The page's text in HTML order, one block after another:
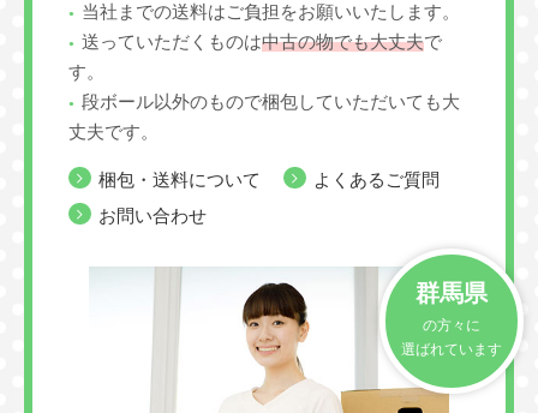
当社までの送料はご負担をお願いいたします。
送っていただくものは中古の物でも大丈夫で
す。
段ボール以外のもので梱包していただいても大
丈夫です。
梱包・送料について
よくあるご質問
お問い合わせ
群馬県
の方々に
選ばれています